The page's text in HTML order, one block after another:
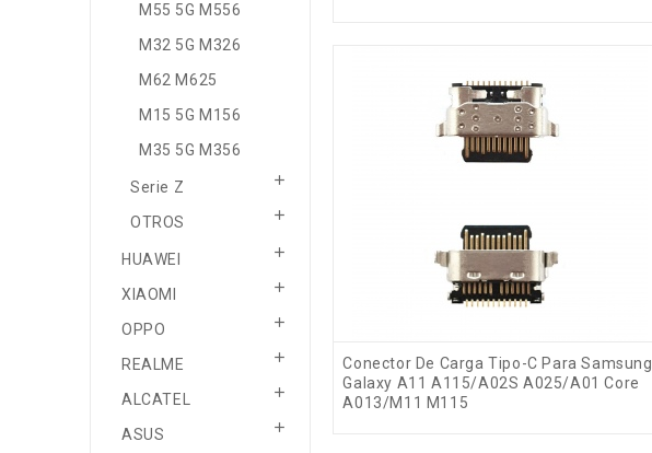
M55 5G M556
M32 5G M326
M62 M625
M15 5G M156
M35 5G M356
Serie Z 
OTROS 
HUAWEI 
XIAOMI 
OPPO 
REALME 
ALCATEL 
ASUS 
Conector De Carga Tipo-C Para Samsung
Galaxy A11 A115/A02S A025/A01 Core
A013/M11 M115